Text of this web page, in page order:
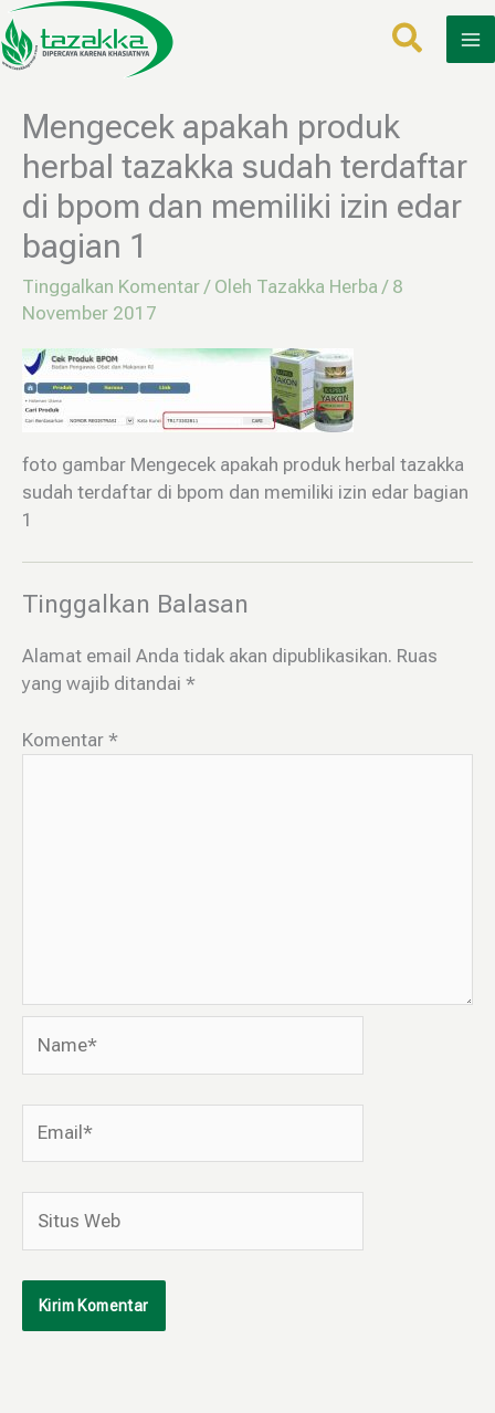
Lewati
ke
konten
Mengecek apakah produk
herbal tazakka sudah terdaftar
di bpom dan memiliki izin edar
bagian 1
Tinggalkan Komentar / Oleh Tazakka Herba / 8
November 2017
foto gambar Mengecek apakah produk herbal tazakka
sudah terdaftar di bpom dan memiliki izin edar bagian
1
Tinggalkan Balasan
Alamat email Anda tidak akan dipublikasikan. Ruas
yang wajib ditandai *
Komentar *
Web